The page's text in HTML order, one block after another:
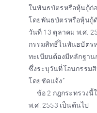
ในพันธบัตรหรือหุ้นกู้ก่
โดยพันธบัตรหรือหุ้นกู้
วันที่ 13 ตุลาคม พ.ศ.
กรรมสิทธิ์ในพันธบัตร
ทะเบียนต้องมีหลักฐา
ซึ่งระบุวันที่โอนกรรม
โดยชัดแจ้ง”
ข้อ 2 กฎกระทรวง
พ.ศ. 2553 เป็นต้นไป